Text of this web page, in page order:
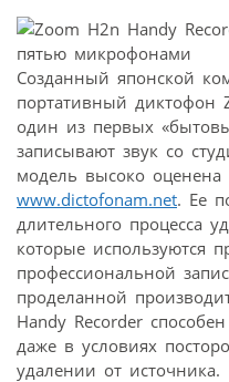
Созданный японской
портативный диктофон
один из первых
записывают звук со
модель высоко оценена
www.dictofonam.net. Ее
длительного процесса
которые используются
профессиональной
проделанной
Handy Recorder
даже в условиях
удалении от источника.